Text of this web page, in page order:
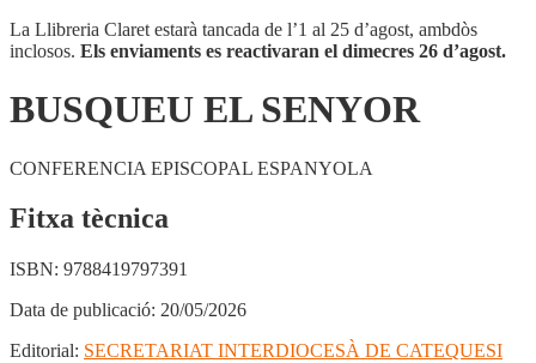
La Llibreria Claret estarà tancada de l’1 al 25 d’agost, ambdòs
inclosos. Els enviaments es reactivaran el dimecres 26 d’agost.
BUSQUEU EL SENYOR
CONFERENCIA EPISCOPAL ESPANYOLA
Fitxa tècnica
ISBN: 9788419797391
Data de publicació: 20/05/2026
Editorial: SECRETARIAT INTERDIOCESÀ DE CATEQUESI